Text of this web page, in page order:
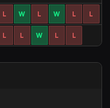
L W L W L L
L L W L L